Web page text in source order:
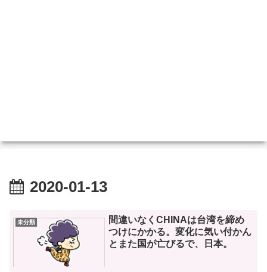
2020-01-13
未分類
間違いなくCHINAは台湾を締め
つけにかかる。変化に気い付かん
とまた国が亡びるで、日本。